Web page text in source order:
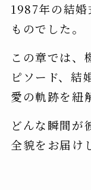
1987年の結
ものでした。
この章では、
ピソード、結
愛の軌跡を紐
どんな瞬間が
全貌をお届け